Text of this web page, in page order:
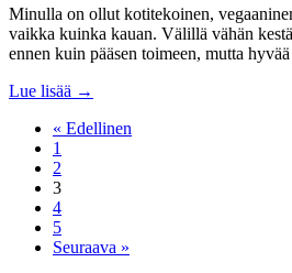
Minulla on ollut kotitekoinen,
vaikka kuinka kauan. Välillä vähän
ennen kuin pääsen toimeen, mutta
Lue lisää →
« Edellinen
1
2
3
4
5
Seuraava »